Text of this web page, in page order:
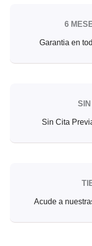
6
Garantia en
Sin Cita
Acude a